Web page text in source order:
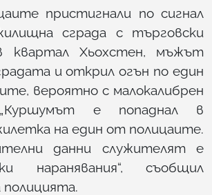
пристигнали по сигнал
сграда с търговски
квартал Хьохстен, мъжът
и открил огън по един
вероятно с малокалибрен
е попаднал в
на един от полицаите.
данни служителят е
наранявания“, съобщил